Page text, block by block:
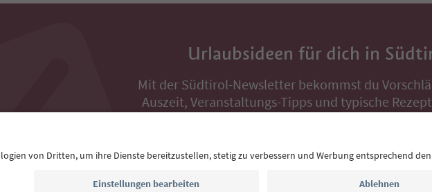
Urlaubsideen für dich in
Mit der Südtirol-Newsletter bekommst du
Auszeit, Veranstaltungs-Tipps und typische